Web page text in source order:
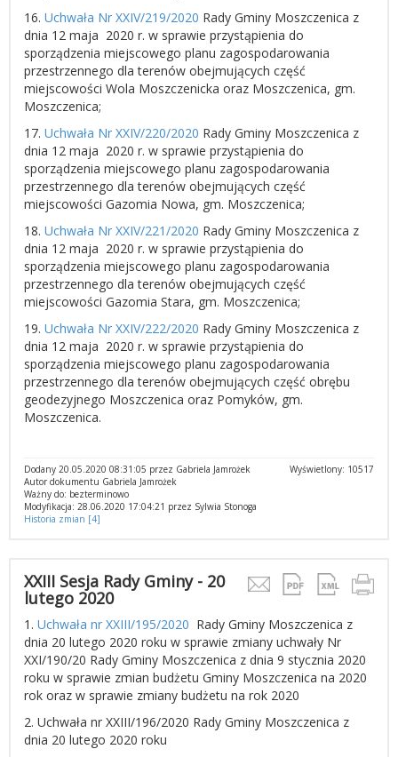
16. Uchwała Nr XXIV/219/2020 Rady Gminy Moszczenica z
dnia 12 maja 2020 r. w sprawie przystąpienia do
sporządzenia miejscowego planu zagospodarowania
przestrzennego dla terenów obejmujących część
miejscowości Wola Moszczenicka oraz Moszczenica, gm.
Moszczenica;
17. Uchwała Nr XXIV/220/2020 Rady Gminy Moszczenica z
dnia 12 maja 2020 r. w sprawie przystąpienia do
sporządzenia miejscowego planu zagospodarowania
przestrzennego dla terenów obejmujących część
miejscowości Gazomia Nowa, gm. Moszczenica;
18. Uchwała Nr XXIV/221/2020 Rady Gminy Moszczenica z
dnia 12 maja 2020 r. w sprawie przystąpienia do
sporządzenia miejscowego planu zagospodarowania
przestrzennego dla terenów obejmujących część
miejscowości Gazomia Stara, gm. Moszczenica;
19. Uchwała Nr XXIV/222/2020 Rady Gminy Moszczenica z
dnia 12 maja 2020 r. w sprawie przystąpienia do
sporządzenia miejscowego planu zagospodarowania
przestrzennego dla terenów obejmujących część obrębu
geodezyjnego Moszczenica oraz Pomyków, gm.
Moszczenica.
Wyświetlony: 10517
Dodany 20.05.2020 08:31:05 przez Gabriela Jamrożek
Autor dokumentu Gabriela Jamrożek
Ważny do: bezterminowo
Modyfikacja: 28.06.2020 17:04:21 przez Sylwia Stonoga
Historia zmian [4]
XXIII Sesja Rady Gminy - 20
lutego 2020
1. Uchwała nr XXIII/195/2020 Rady Gminy Moszczenica z
dnia 20 lutego 2020 roku w sprawie zmiany uchwały Nr
XXI/190/20 Rady Gminy Moszczenica z dnia 9 stycznia 2020
roku w sprawie zmian budżetu Gminy Moszczenica na 2020
rok oraz w sprawie zmiany budżetu na rok 2020
2. Uchwała nr XXIII/196/2020 Rady Gminy Moszczenica z
dnia 20 lutego 2020 roku